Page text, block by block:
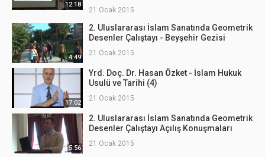
12:18
21 Ocak 2015
4:49
2. Uluslararası İslam Sanatında Geometrik
Desenler Çalıştayı - Beyşehir Gezisi
21 Ocak 2015
17:02
Yrd. Doç. Dr. Hasan Özket - İslam Hukuk
Usulü ve Tarihi (4)
21 Ocak 2015
5:56
2. Uluslararası İslam Sanatında Geometrik
Desenler Çalıştayı Açılış Konuşmaları
21 Ocak 2015